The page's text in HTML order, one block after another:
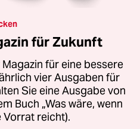
für Zukunft
Magazin für eine bessere
vier Ausgaben für
Sie eine Ausgabe von
Buch „Was wäre, wenn
Vorrat reicht).